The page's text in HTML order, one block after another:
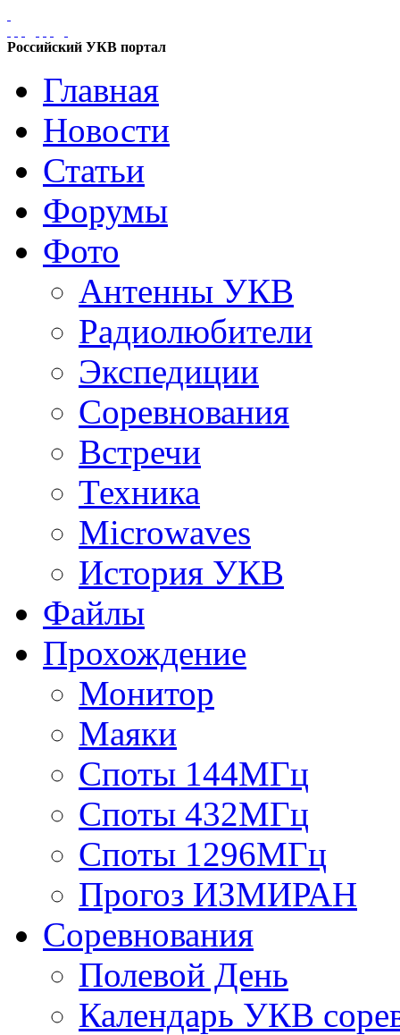
Российский УКВ портал
Главная
Новости
Статьи
Форумы
Фото
Антенны УКВ
Радиолюбители
Экспедиции
Соревнования
Встречи
Техника
Microwaves
История УКВ
Файлы
Прохождение
Монитор
Маяки
Споты 144МГц
Споты 432МГц
Споты 1296МГц
Прогоз ИЗМИРАН
Соревнования
Полевой День
Календарь УКВ